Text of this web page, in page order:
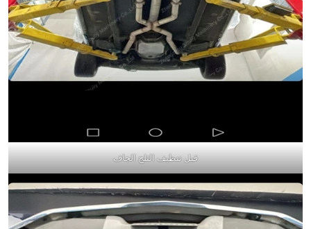
قبل تنظيف الثلج الجاف